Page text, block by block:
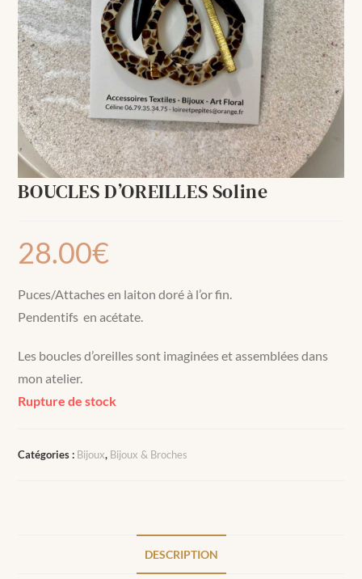
BOUCLES D’OREILLES Soline
28.00€
Puces/Attaches en laiton doré à l’or fin.
Pendentifs en acétate.
Les boucles d’oreilles sont imaginées et assemblées dans
mon atelier.
Rupture de stock
Catégories : Bijoux, Bijoux & Broches
DESCRIPTION